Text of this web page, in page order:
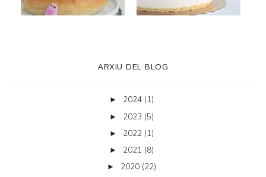
ARXIU DEL BLOG
► 2024 (1)
► 2023 (5)
► 2022 (1)
► 2021 (8)
► 2020 (22)